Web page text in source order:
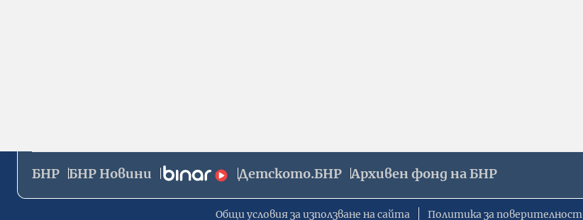
БНР БНР Новини Детското.БНР Архивен фонд на БНР
Общи условия за използване на сайта Политика за поверителност